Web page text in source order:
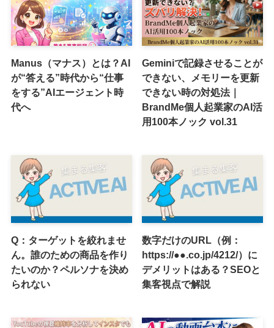
Manus（マナス）とは？AI
が“答える”時代から“仕事
をする”AIエージェント時
代へ
Geminiで記録させることが
できない、メモリーを更新
できない時の対処法｜
BrandMe個人起業家のAI活
用100本ノック vol.31
Q：ターゲットを絞れませ
ん。誰のための商品を作り
たいのか？ペルソナを決め
られない
数字だけのURL（例：
https://●●.co.jp/4212/）に
デメリットはある？SEOと
集客視点で解説